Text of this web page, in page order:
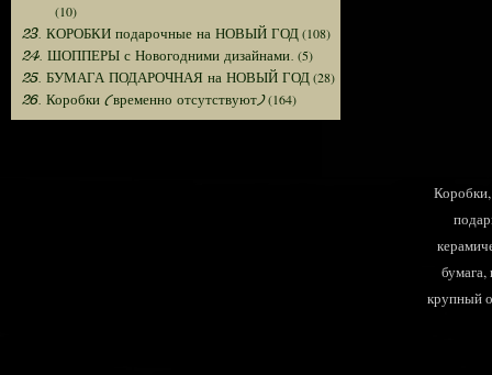
(10)
23. КОРОБКИ подарочные на НОВЫЙ ГОД(108)
24. ШОППЕРЫ с Новогодними дизайнами. (5)
25. БУМАГА ПОДАРОЧНАЯ на НОВЫЙ ГОД(28)
26. Коробки (временно отсутствуют)(164)
крупный